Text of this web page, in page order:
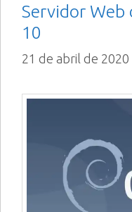
Servidor Web
10
21 de abril de 2020